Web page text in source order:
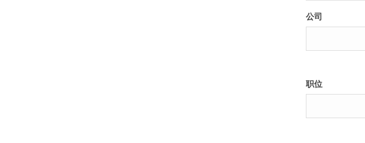
公司
职位